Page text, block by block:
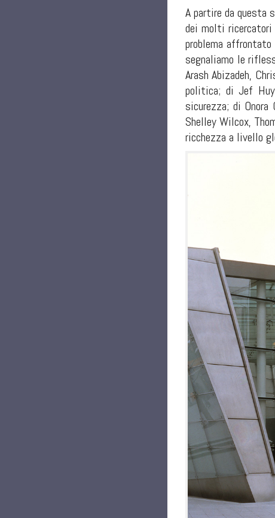
A partire da questa
dei molti ricercatori
problema
segnaliamo le
Arash Abizadeh,
politica; di Jef
sicurezza; di
Shelley Wilcox,
ricchezza a livello